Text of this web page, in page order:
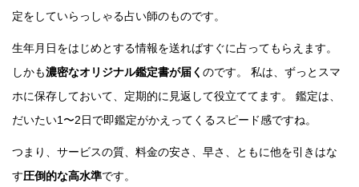
定をしていらっしゃる占い師のものです。
生年月日をはじめとする情報を送ればすぐに占ってもらえます。
しかも濃密なオリジナル鑑定書が届く のです。 私は、ずっとスマ
ホに保存しておいて、定期的に見返して役立ててます。 鑑定は、
だいたい1〜2日で即鑑定がかえってくるスピード感ですね。
つまり、サービスの質、料金の安さ、早さ、ともに他を引きはな
す圧倒的な高水準です。